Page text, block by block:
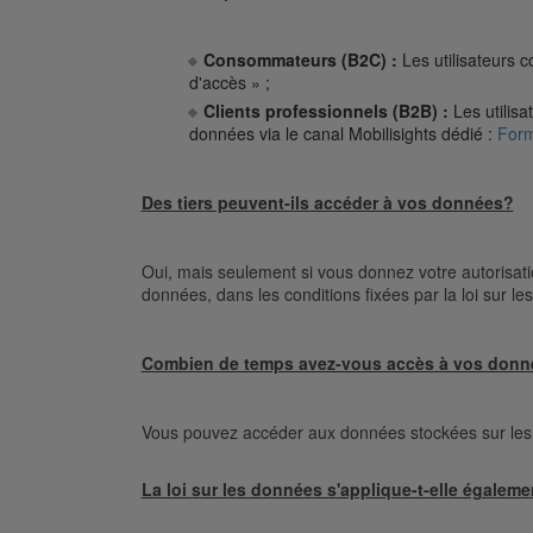
Consommateurs (B2C) : Les utilisateurs
d'accès » ;
Clients professionnels (B2B) : Les
données via le canal Mobilisights dédié :
Des tiers peuvent-ils accéder à vos données?
Oui, mais seulement si vous donnez votre
données, dans les conditions fixées par la loi sur
Combien de temps avez-vous accès à vos
Vous pouvez accéder aux données stockées sur
La loi sur les données s'applique-t-elle